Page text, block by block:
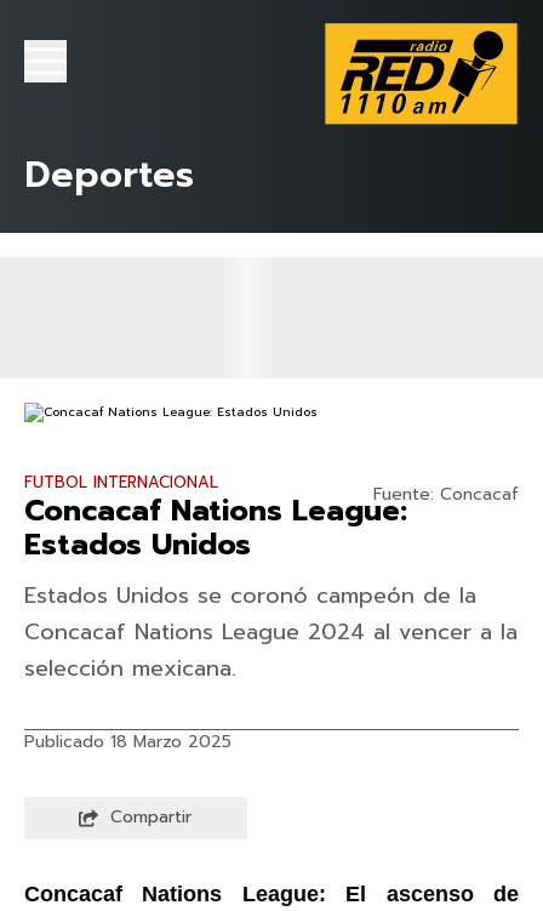
Deportes
Fuente: Concacaf
FUTBOL INTERNACIONAL
Concacaf Nations League:
Estados Unidos
Estados Unidos se coronó campeón de la
Concacaf Nations League 2024 al vencer a la
selección mexicana.
Publicado 18 Marzo 2025
Compartir
Concacaf Nations League: El ascenso de